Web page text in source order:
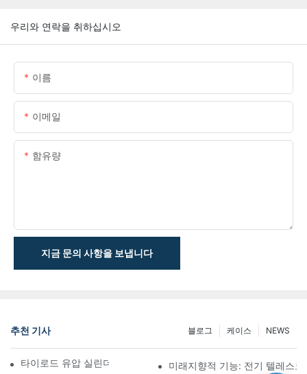
우리와 연락을 취하십시오
이름
이메일
함유량
지금 문의 사항을 보냅니다
추천 기사 NEWS
케이스
블로그
타이로드 유압 실린더의 기능과 중요성 이해미래지향적 기능: 전기 텔레스